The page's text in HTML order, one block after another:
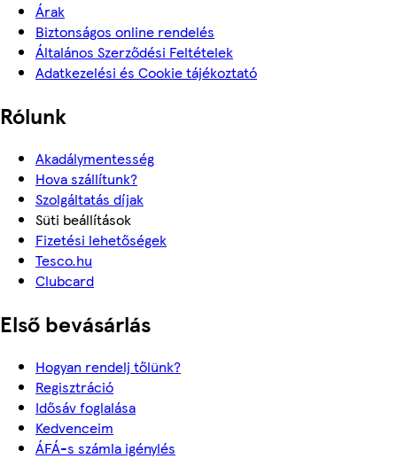
Árak
Biztonságos online rendelés
Általános Szerződési Feltételek
Adatkezelési és Cookie tájékoztató
Rólunk
Akadálymentesség
Hova szállítunk?
Szolgáltatás díjak
Süti beállítások
Fizetési lehetőségek
Tesco.hu
Clubcard
Első bevásárlás
Hogyan rendelj tőlünk?
Regisztráció
Idősáv foglalása
Kedvenceim
ÁFÁ-s számla igénylés